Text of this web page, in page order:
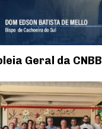
Geral da CNBB